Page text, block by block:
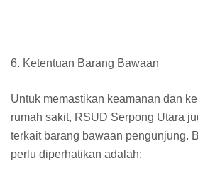
6. Ketentuan Barang Bawaan
Untuk memastikan keamanan dan
rumah sakit, RSUD Serpong Utara
terkait barang bawaan pengunjung.
perlu diperhatikan adalah: